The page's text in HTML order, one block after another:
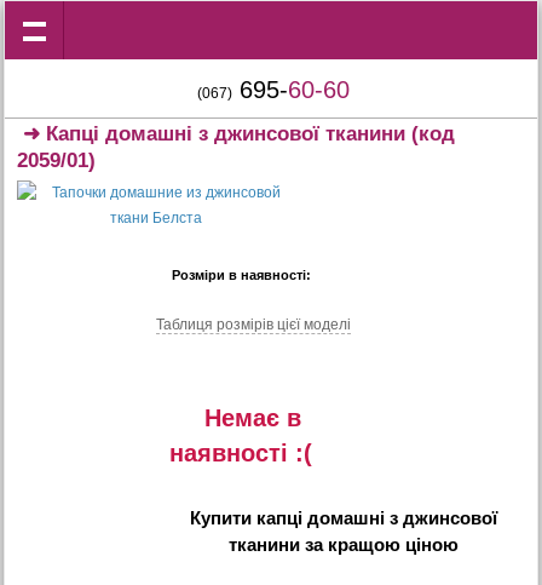
(067) 695-60-60
➜ Капці домашні з джинсової тканини (код
2059/01)
Розміри в наявності:
Таблиця розмiрiв цiєї моделi
Немає в
наявностi :(
Купити капці домашні з джинсової
тканиниза кращою ціною